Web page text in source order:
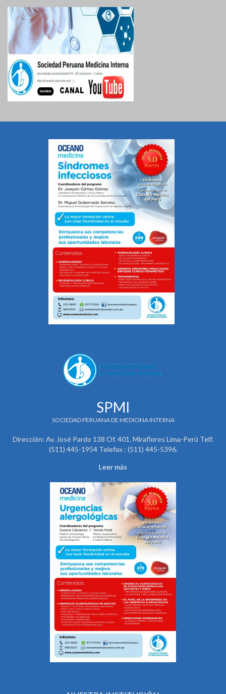
SPMI
SOCIEDAD PERUANA DE MEDICINA INTERNA
Dirección: Av. José Pardo 138 Of. 401. Miraflores Lima-Perú Telf.
(511) 445-1954 Telefax : (511) 445-5396.
Leer más